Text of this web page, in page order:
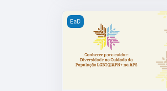
Curso Conhecer para cuidar:
EaD